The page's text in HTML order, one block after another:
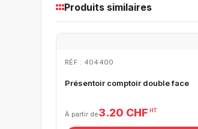
Produits similaires
RÉF : 404400
Présentoir comptoir double face
À partir de3.20 CHF HT